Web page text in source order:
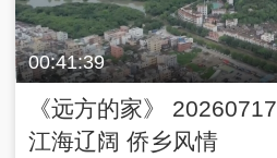
00:41:39
《远方的家》
江海辽阔 侨乡风情